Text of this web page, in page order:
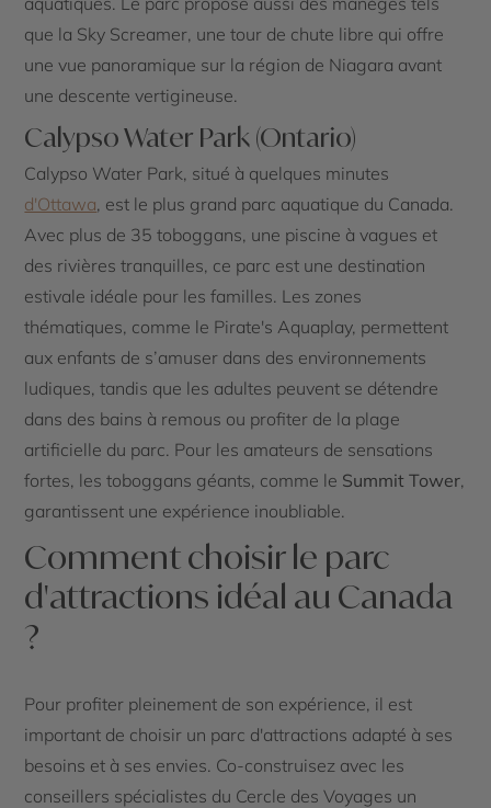
que la Sky Screamer, une tour de chute libre qui offre
une vue panoramique sur la région de Niagara avant
une descente vertigineuse.
Calypso Water Park (Ontario)
Calypso Water Park, situé à quelques minutes
d'Ottawa, est le plus grand parc aquatique du Canada.
Avec plus de 35 toboggans, une piscine à vagues et
des rivières tranquilles, ce parc est une destination
estivale idéale pour les familles. Les zones
thématiques, comme le Pirate's Aquaplay, permettent
aux enfants de s’amuser dans des environnements
ludiques, tandis que les adultes peuvent se détendre
dans des bains à remous ou profiter de la plage
artificielle du parc. Pour les amateurs de sensations
fortes, les toboggans géants, comme le Summit Tower,
garantissent une expérience inoubliable.
Comment choisir le parc
d'attractions idéal au Canada
?
Pour profiter pleinement de son expérience, il est
important de choisir un parc d'attractions adapté à ses
besoins et à ses envies. Co-construisez avec les
conseillers spécialistes du Cercle des Voyages un